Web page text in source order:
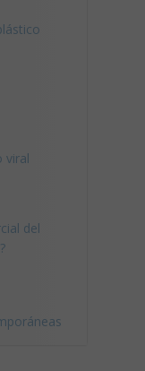
viral
del